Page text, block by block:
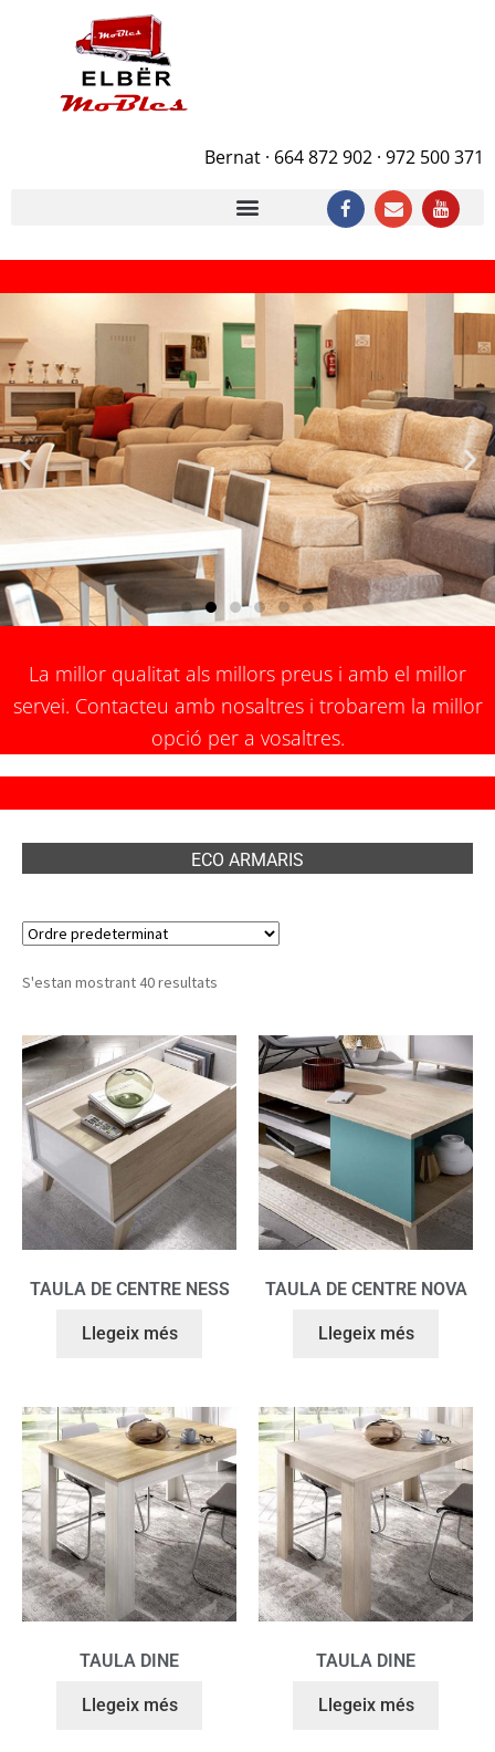
Bernat · 664 872 902 · 972 500 371
La millor qualitat als millors preus i amb el millor
servei. Contacteu amb nosaltres i trobarem la millor
opció per a vosaltres.
ECO ARMARIS
S'estan mostrant 40 resultats
TAULA DE CENTRE NESS
Llegeix més
TAULA DE CENTRE NOVA
Llegeix més
TAULA DINE
Llegeix més
TAULA DINE
Llegeix més